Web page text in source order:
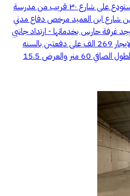
سعر المتر 212 خطوره عاليه مستودع على شارع ٣٠ قريب من مدرسة
شارع ابن العميد مرخص دفاع مدني
غرفة حارس بخدماتها - ارتداد جانبي
كهرباء مستقل مخرجين طوارئ الايجار 269 الف على دفعتين بالسنه